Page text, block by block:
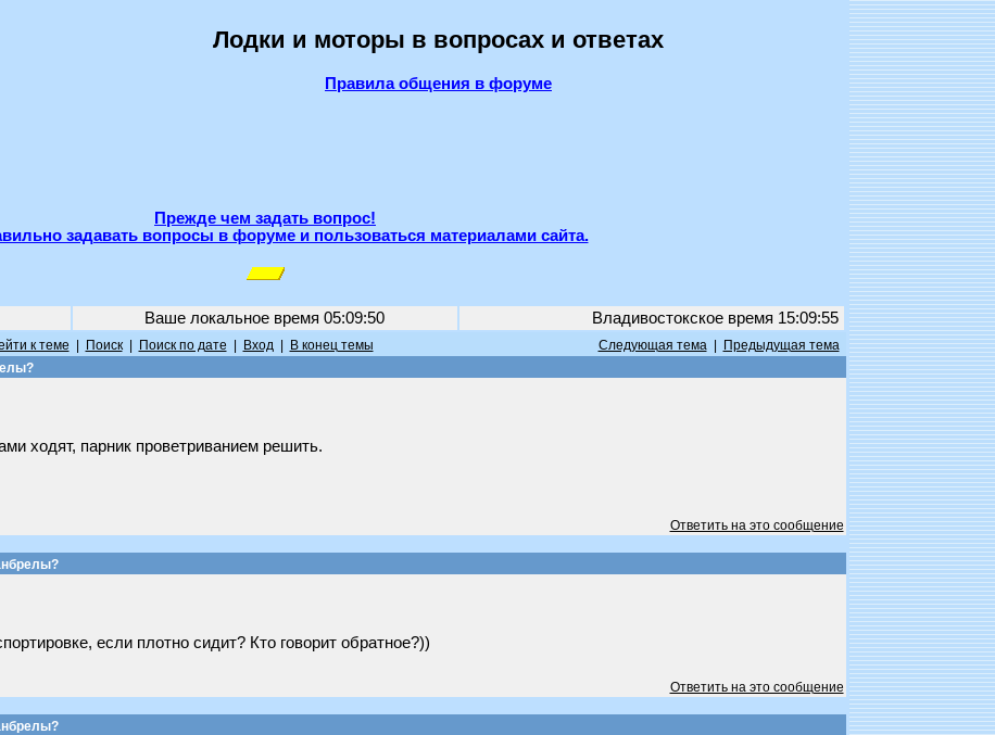
Лодки и моторы в вопросах и ответах
Правила общения в форуме
Прежде чем задать вопрос!
задавать вопросы в форуме и пользоваться материалами сайта.
Ваше локальное время 05:09:50 Владивостокское время 15:09:55
к теме Поиск| Поиск по дате Вход| В конец темы Следующая тема|
Предыдущая тема
ходят, парник проветриванием решить.
Ответить на это сообщение
если плотно сидит? Кто говорит обратное?))
Ответить на это сообщение